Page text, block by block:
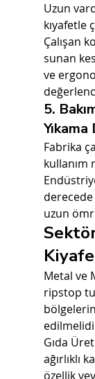
Uzun
kıyafetle
Çalışan
sunan
ve
5.
Yıkama
Fabrika
kullanım
derecede
uzun
Metal ve
ripstop
Gıda
ağırlıklı
özellik